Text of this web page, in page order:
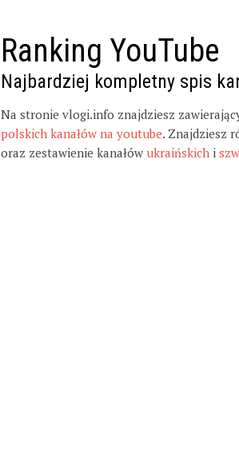
Ranking YouTube
Najbardziej kompletny spis
Na stronie vlogi.info znajdziesz
polskich kanałów na youtube. Znajdziesz
oraz zestawienie kanałów ukraińskich i